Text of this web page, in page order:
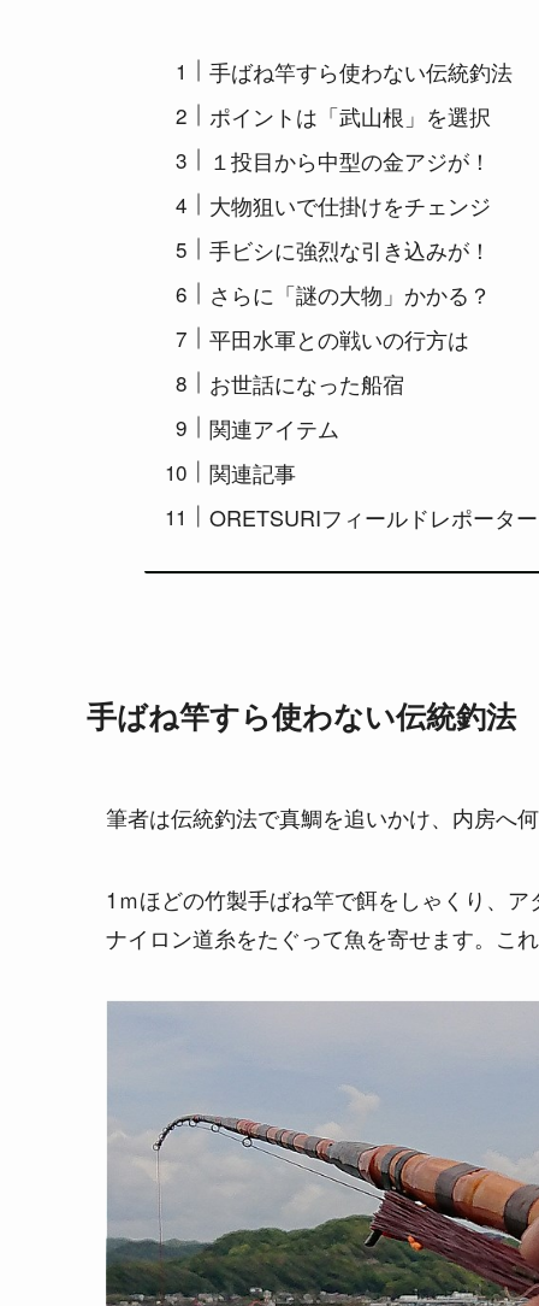
手ばね竿すら使わない伝統釣法
ポイントは「武山根」を選択
１投目から中型の金アジが！
大物狙いで仕掛けをチェンジ
手ビシに強烈な引き込みが！
さらに「謎の大物」かかる？
平田水軍との戦いの行方は
お世話になった船宿
関連アイテム
関連記事
ORETSURIフィールドレポータ
手ばね竿すら使わない伝統釣法
筆者は伝統釣法で真鯛を追いかけ、内房へ
1ｍほどの竹製手ばね竿で餌をしゃくり、
ナイロン道糸をたぐって魚を寄せます。こ